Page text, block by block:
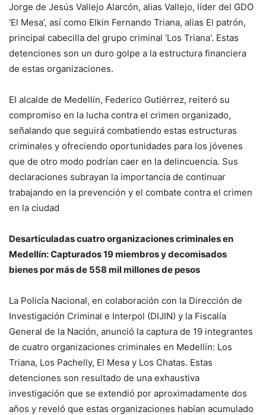
Jorge de Jesús Vallejo Alarcón, alias Vallejo, líder del GDO
‘El Mesa’, así como Elkin Fernando Triana, alias El patrón,
principal cabecilla del grupo criminal ‘Los Triana’. Estas
detenciones son un duro golpe a la estructura financiera
de estas organizaciones.
El alcalde de Medellín, Federico Gutiérrez, reiteró su
compromiso en la lucha contra el crimen organizado,
señalando que seguirá combatiendo estas estructuras
criminales y ofreciendo oportunidades para los jóvenes
que de otro modo podrían caer en la delincuencia. Sus
declaraciones subrayan la importancia de continuar
trabajando en la prevención y el combate contra el crimen
en la ciudad
Desarticuladas cuatro organizaciones criminales en
Medellín: Capturados 19 miembros y decomisados
bienes por más de 558 mil millones de pesos
La Policía Nacional, en colaboración con la Dirección de
Investigación Criminal e Interpol (DIJIN) y la Fiscalía
General de la Nación, anunció la captura de 19 integrantes
de cuatro organizaciones criminales en Medellín: Los
Triana, Los Pachelly, El Mesa y Los Chatas. Estas
detenciones son resultado de una exhaustiva
investigación que se extendió por aproximadamente dos
años y reveló que estas organizaciones habían acumulado